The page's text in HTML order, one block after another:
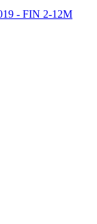
- FIN 2-12M